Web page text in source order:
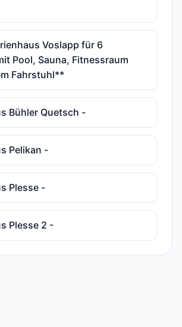
Voslapp für 6
Pool, Sauna, Fitnessraum
Fahrstuhl**
Bühler Quetsch -
Pelikan -
Plesse -
Plesse 2 -